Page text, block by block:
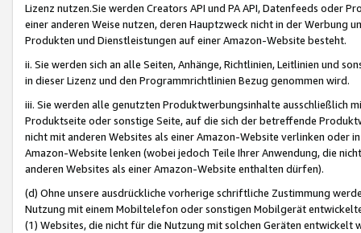
Lizenz nutzen.Sie werden Creators API und PA API, Datenfeeds oder
einer anderen Weise nutzen, deren Hauptzweck nicht in der Werbung
Produkten und Dienstleistungen auf einer Amazon-Website besteht.
ii. Sie werden sich an alle Seiten, Anhänge, Richtlinien, Leitlinien und
in dieser Lizenz und den Programmrichtlinien Bezug genommen wird.
iii. Sie werden alle genutzten Produktwerbungsinhalte ausschließlich
Produktseite oder sonstige Seite, auf die sich der betreffende
nicht mit anderen Websites als einer Amazon-Website verlinken oder
Amazon-Website lenken (wobei jedoch Teile Ihrer Anwendung, die
anderen Websites als einer Amazon-Website enthalten dürfen).
(d) Ohne unsere ausdrückliche vorherige schriftliche Zustimmung
Nutzung mit einem Mobiltelefon oder sonstigen Mobilgerät
(1) Websites, die nicht für die Nutzung mit solchen Geräten